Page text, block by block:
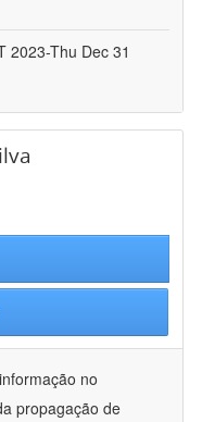
2023-Thu Dec 31
no
propagação de